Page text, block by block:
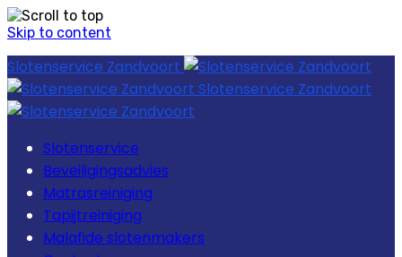
Skip to content
Slotenservice Zandvoort
Slotenservice Zandvoort
Slotenservice
Beveiligingsadvies
Matrasreiniging
Tapijtreiniging
Malafide slotenmakers